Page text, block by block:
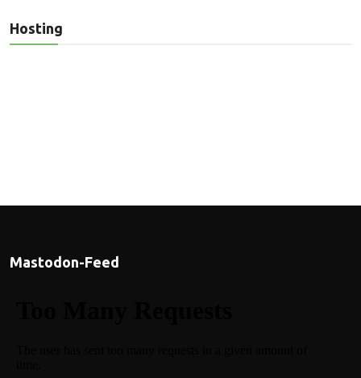
Hosting
Mastodon-Feed